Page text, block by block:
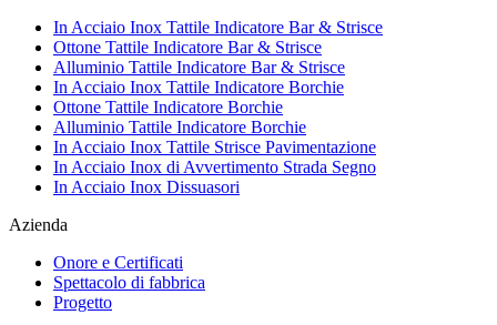
In Acciaio Inox Tattile Indicatore Bar & Strisce
Ottone Tattile Indicatore Bar & Strisce
Alluminio Tattile Indicatore Bar & Strisce
In Acciaio Inox Tattile Indicatore Borchie
Ottone Tattile Indicatore Borchie
Alluminio Tattile Indicatore Borchie
In Acciaio Inox Tattile Strisce Pavimentazione
In Acciaio Inox di Avvertimento Strada Segno
In Acciaio Inox Dissuasori
Azienda
Onore e Certificati
Spettacolo di fabbrica
Progetto